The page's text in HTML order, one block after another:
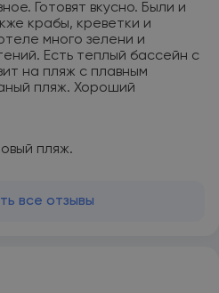
Готовят вкусно. Были и
крабы, креветки и
много зелени и
Есть теплый бассейн с
на пляж с плавным
пляж. Хороший
пляж.
все отзывы